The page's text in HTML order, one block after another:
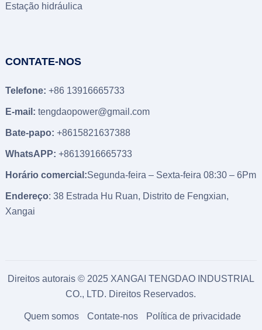
Estação hidráulica
CONTATE-NOS
Telefone: +86 13916665733
E-mail: tengdaopower@gmail.com
Bate-papo: +8615821637388
WhatsAPP: +8613916665733
Horário comercial:Segunda-feira – Sexta-feira 08:30 – 6Pm
Endereço: 38 Estrada Hu Ruan, Distrito de Fengxian,
Xangai
Direitos autorais © 2025 XANGAI TENGDAO INDUSTRIAL
CO., LTD. Direitos Reservados.
Quem somos Contate-nos Política de privacidade